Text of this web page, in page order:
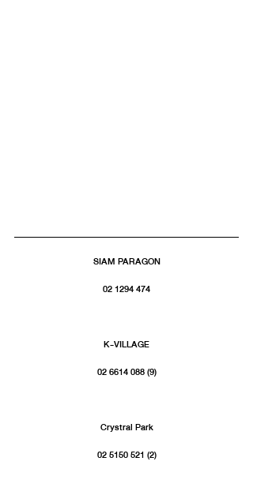
SIAM PARAGON
02 1294 474
K-VILLAGE
02 6614 088 (9)
Crystral Park
02 5150 521 (2)